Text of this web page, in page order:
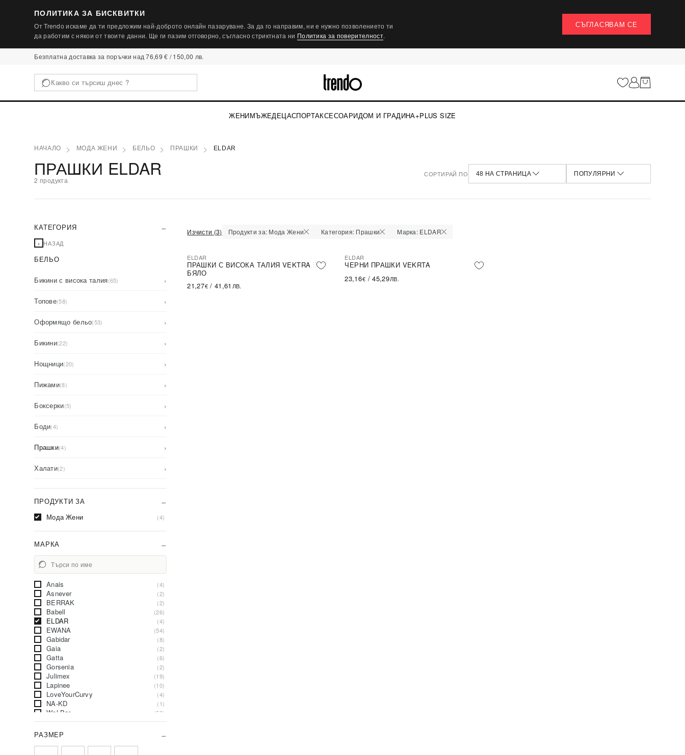
ПОЛИТИКА ЗА БИСКВИТКИ
От Trendo искаме да ти предложим най-доброто онлайн пазаруване. За да го направим, ни е нужно позволението ти
да работим с някои от твоите данни. Ще ги пазим отговорно, съгласно стриктната ни Политика за поверителност.
СЪГЛАСЯВАМ СЕ
Безплатна доставка за поръчки над 76,69 € / 150,00 лв.
ЖЕНИМЪЖЕДЕЦАСПОРТАКСЕСОАРИДОМ И ГРАДИНА+PLUS SIZE
НАЧАЛО МОДА ЖЕНИ БЕЛЬО ПРАШКИ ELDAR
ПРАШКИ ELDAR
2 продукта
СОРТИРАЙ ПО 48 НА СТРАНИЦА
12 НА СТРАНИЦА
ПОПУЛЯРНИ
НАЙ-ИЗГОДНИ
НАЙ-НИСКА ЦЕНА
КАТЕГОРИЯ
‹ НАЗАД
БЕЛЬО
Бикини с висока талия(65) ›
Топове(58) ›
Оформящо бельо(53) ›
Бикини(22) ›
Нощници(20) ›
Пижами(8) ›
Боксерки(5) ›
Боди(4) ›
Прашки(4) ›
Халати(2) ›
ПРОДУКТИ ЗА
Мода Жени
(4)
МАРКА
Anais (4)
Asnever (2)
BERRAK (2)
Babell (26)
ELDAR (4)
EWANA (54)
Gabidar (8)
Gaia (2)
Gatta (6)
Gorsenia (2)
Julimex (19)
Lapinee (10)
LoveYourCurvy (4)
NA-KD (1)
Wol-Bar (50)
trendo choice (7)
РАЗМЕР
Изчисти (3) Продукти за: Мода Жени Категория: Прашки Марка: ELDAR
ELDAR
ПРАШКИ С ВИСОКА ТАЛИЯ VEKTRA В
БЯЛО
21,27€ /41,61 ЛВ.
ELDAR
ЧЕРНИ ПРАШКИ VEKRTA
23,16€ /45,29ЛВ.